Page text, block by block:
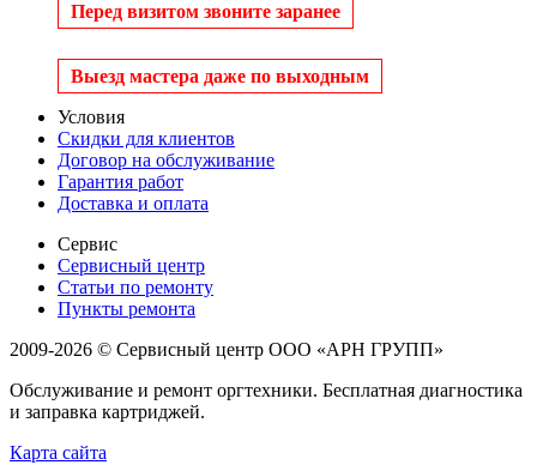
Перед визитом звоните заранее
Выезд мастера даже по выходным
Условия
Скидки для клиентов
Договор на обслуживание
Гарантия работ
Доставка и оплата
Сервис
Сервисный центр
Статьи по ремонту
Пункты ремонта
2009-2026 © Сервисный центр ООО «АРН ГРУПП»
Обслуживание и ремонт оргтехники. Бесплатная диагностика
и заправка картриджей.
Карта сайта